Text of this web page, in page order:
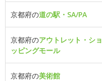
京都府の道の駅・SA/PA
京都府のアウトレット・ショ
ッピングモール
京都府の美術館